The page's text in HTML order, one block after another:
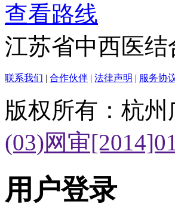
查看路线
江苏省中西医结
联系我们 | 合作伙伴 | 法律声明 | 服务协
版权所有：杭
(03)网审
用户登录